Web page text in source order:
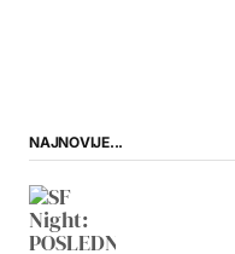
NAJNOVIJE...